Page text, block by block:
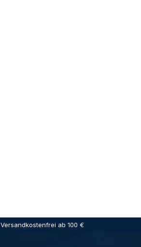
Versandkostenfrei ab 100 €